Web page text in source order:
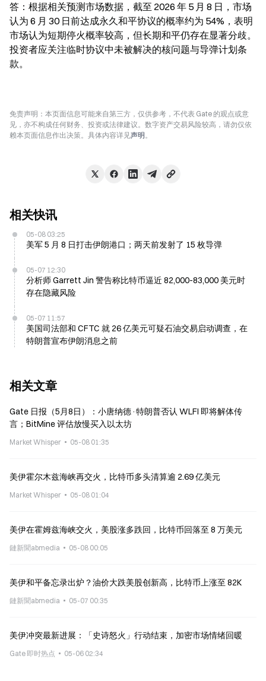
答：根据相关预测市场数据，截至 2026 年 5 月 8 日，市场
认为 6 月 30 日前达成永久和平协议的概率约为 54%，表明
市场认为短期停火概率较高，但长期和平仍存在显著分歧。
投资者应关注临时协议中未被解决的核问题与导弹计划条
款。
免责声明：本页面信息可能来自第三方，仅供参考，不代表 Gate 的观点或意
见，亦不构成任何财务、投资或法律建议。数字资产交易风险较高，请勿仅依
赖本页面信息作出决策。具体内容详见声明。
相关快讯
05-08 03:25
美军 5 月 8 日打击伊朗港口；两天前发射了 15 枚导弹
05-07 12:30
分析师 Garrett Jin 警告称比特币逼近 82,000-83,000 美元时
存在隐藏风险
05-07 11:57
美国司法部和 CFTC 就 26 亿美元可疑石油交易启动调查，在
特朗普宣布伊朗消息之前
相关文章
Gate 日报（5月8日）：小唐纳德·特朗普否认 WLFI 即将解体传
言；BitMine 评估放慢买入以太坊
Market Whisper 05-08 01:35
美伊霍尔木兹海峡再交火，比特币多头清算逾 2.69 亿美元
Market Whisper 05-08 01:04
美伊在霍姆兹海峡交火，美股涨多跌回，比特币回落至 8 万美元
鏈新聞abmedia 05-08 00:05
美伊和平备忘录出炉？油价大跌美股创新高，比特币上涨至 82K
鏈新聞abmedia 05-07 00:35
美伊冲突最新进展：「史诗怒火」行动结束，加密市场情绪回暖
Gate 即时热点 05-06 02:34